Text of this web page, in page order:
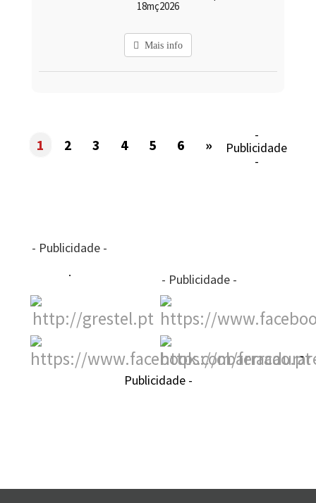
18mç2026
Mais info
1 2 3 4 5 6 »
-
Publicidade
-
- Publicidade -
- Publicidade -
-
Publicidade -